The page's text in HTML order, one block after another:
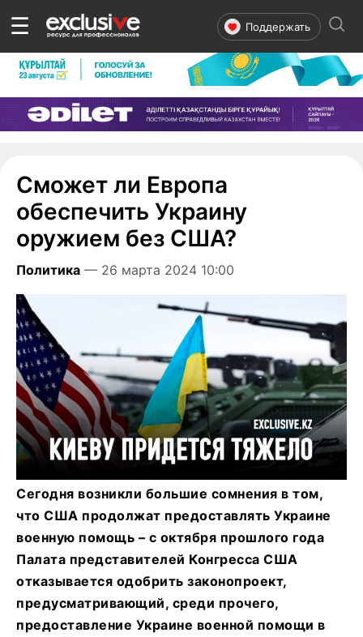
☰ Поддержать
Сможет ли Европа
обеспечить Украину
оружием без США?
Политика — 26 марта 2024 10:00
Сегодня возникли большие сомнения в том,
что США продолжат предоставлять Украине
военную помощь – с октября прошлого года
Палата представителей Конгресса США
отказывается одобрить законопроект,
предусматривающий, среди прочего,
предоставление Украине военной помощи в